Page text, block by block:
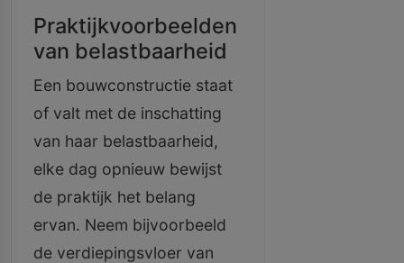
Praktijkvoorbeelden
van belastbaarheid
Een bouwconstructie staat
of valt met de inschatting
van haar belastbaarheid,
elke dag opnieuw bewijst
de praktijk het belang
ervan. Neem bijvoorbeeld
de verdiepingsvloer van